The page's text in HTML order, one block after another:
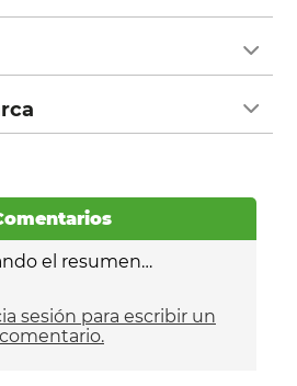
el resumen…
sesión para escribir un
comentario.